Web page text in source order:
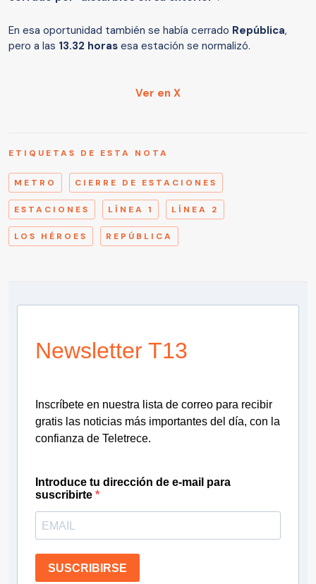
En esa oportunidad también se había cerrado República,
pero a las 13.32 horas esa estación se normalizó.
Ver en X
ETIQUETAS DE ESTA NOTA
METRO CIERRE DE ESTACIONES
ESTACIONES LÍNEA 1 LÍNEA 2
LOS HÉROES REPÚBLICA
Newsletter T13
Inscríbete en nuestra lista de correo para recibir
gratis las noticias más importantes del día, con la
confianza de Teletrece.
Introduce tu dirección de e-mail para
suscribirte
SUSCRIBIRSE